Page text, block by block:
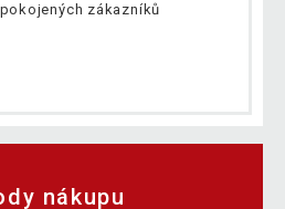
zákazníků
nákupu